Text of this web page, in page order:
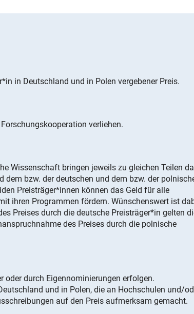
in Deutschland und in Polen vergebener Preis.
verliehen.
Wissenschaft bringen jeweils zu gleichen Teilen
bzw. der deutschen und dem bzw. der
Preisträger*innen können das Geld für alle
ihren Programmen fördern. Wünschenswert ist
Preises durch die deutsche Preisträger*in gelten
des Preises durch die polnische
oder durch Eigennominierungen erfolgen.
und in Polen, die an Hochschulen und/
auf den Preis aufmerksam gemacht.